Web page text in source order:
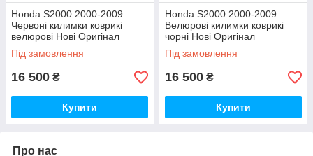
Honda S2000 2000-2009
Червоні килимки коврикі
велюрові Нові Оригінал
Під замовлення
16 500 ₴
Купити
Honda S2000 2000-2009
Велюрові килимки коврикі
чорні Нові Оригінал
Під замовлення
16 500 ₴
Купити
Про нас